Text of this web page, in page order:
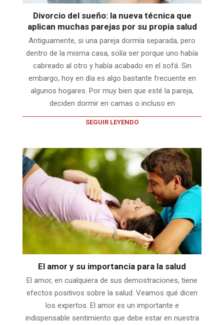
Divorcio del sueño: la nueva técnica que
aplican muchas parejas por su propia salud
Antiguamente, si una pareja dormía separada, pero
dentro de la misma casa, solía ser porque uno había
cabreado al otro y había acabado en el sofá. Sin
embargo, hoy en día es algo bastante frecuente en
algunos hogares. Por muy bien que esté la pareja,
deciden dormir en camas o incluso en
SEGUIR LEYENDO
El amor y su importancia para la salud
El amor, en cualquiera de sus demostraciones, tiene
efectos positivos sobre la salud. Veamos qué dicen
los expertos. El amor es un importante e
indispensable sentimiento que debe estar en nuestra